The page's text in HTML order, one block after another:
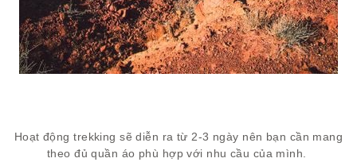
Hoạt động trekking sẽ diễn ra từ 2-3 ngày nên bạn cần mang
theo đủ quần áo phù hợp với nhu cầu của mình.